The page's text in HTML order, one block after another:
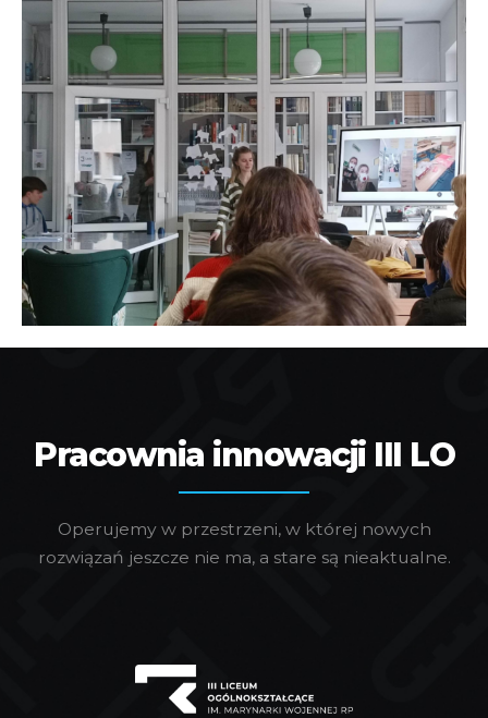
Pracownia innowacji III LO
Operujemy w przestrzeni, w której nowych
rozwiązań jeszcze nie ma, a stare są nieaktualne.